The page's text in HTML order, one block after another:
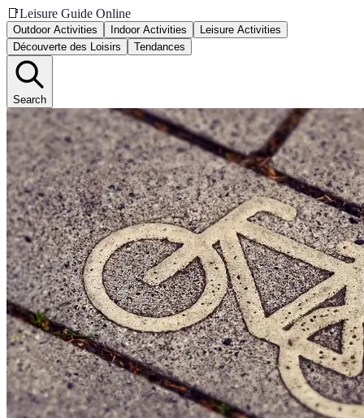
📑Leisure Guide Online
Outdoor Activities Indoor Activities
Leisure Activities
Découverte des Loisirs
Tendances
Search